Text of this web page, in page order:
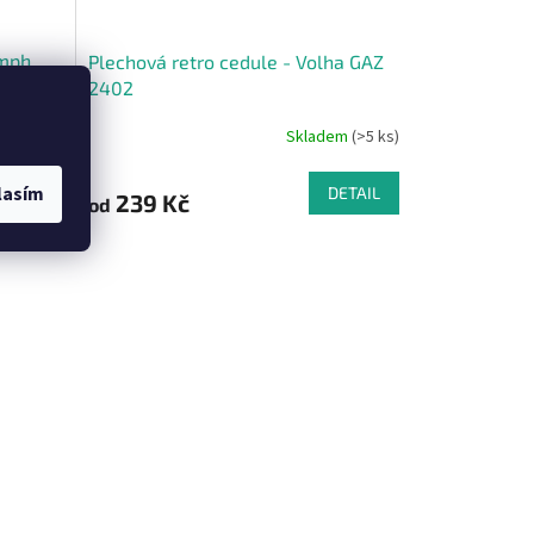
Plechová retro cedule - Volha GAZ
2402
Skladem (>5 ks)
od 239 Kč DETAIL